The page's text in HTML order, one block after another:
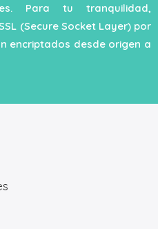
Para tu tranquilidad,
(Secure Socket Layer) por
encriptados desde origen a